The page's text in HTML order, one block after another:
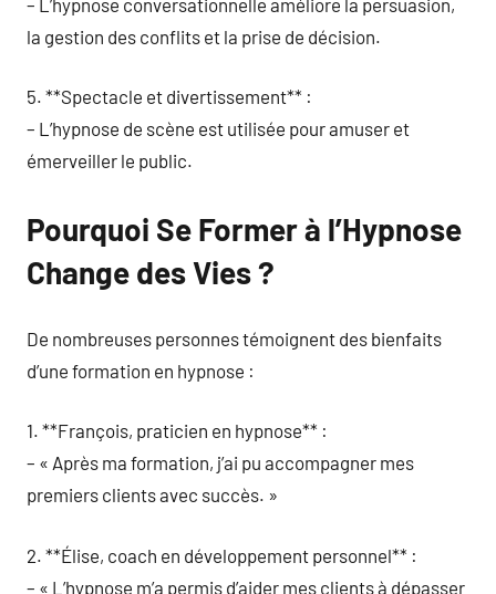
la gestion des conflits et la prise de décision.
5. **Spectacle et divertissement** :
– L’hypnose de scène est utilisée pour amuser et
émerveiller le public.
Pourquoi Se Former à l’Hypnose
Change des Vies ?
De nombreuses personnes témoignent des bienfaits
d’une formation en hypnose :
1. **François, praticien en hypnose** :
– « Après ma formation, j’ai pu accompagner mes
premiers clients avec succès. »
2. **Élise, coach en développement personnel** :
– « L’hypnose m’a permis d’aider mes clients à dépasser